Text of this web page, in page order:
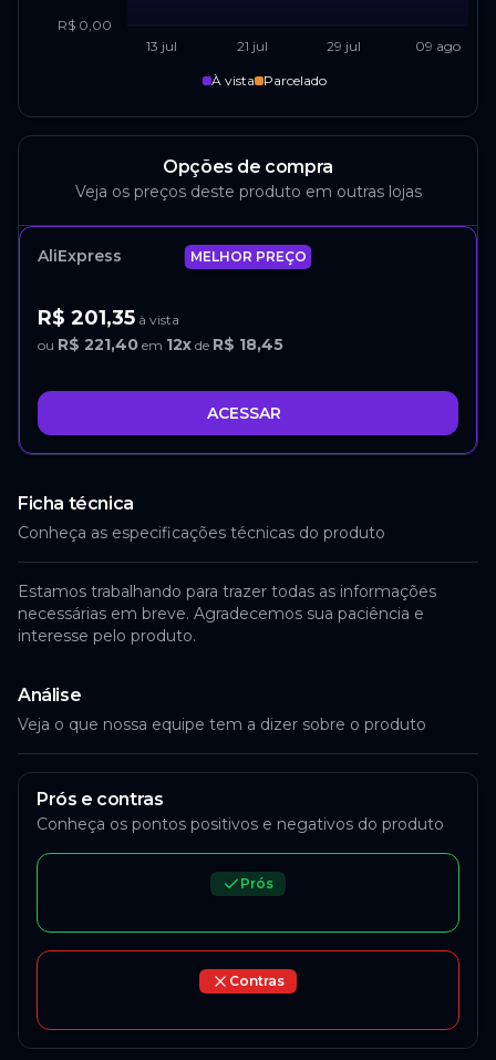
13 jul 21 jul 29 jul 09 ago
R$ 0,00
À vista Parcelado
Opções de compra
Veja os preços deste produto em outras lojas
AliExpress MELHOR PREÇO
R$ 201,35 à vista
ou R$ 221,40 em 12x de R$ 18,45
ACESSAR
Ficha técnica
Conheça as especificações técnicas do produto
Estamos trabalhando para trazer todas as informações
necessárias em breve. Agradecemos sua paciência e
interesse pelo produto.
Análise
Veja o que nossa equipe tem a dizer sobre o produto
Prós e contras
Conheça os pontos positivos e negativos do produto
Prós
Contras